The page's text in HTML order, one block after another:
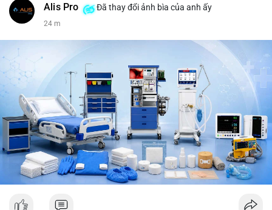
MrBeast, Google. Binance Square: nhiều post về lệnh long, lợi
nhuận, $HFT/$SKYAI, $RIVER, $WLD, $ALLO, Top trader 30
💬 DÒNG CHẢY TIN TỨC & TRUYỀN THÔNG: Telegram
CoinTelegraph: Saylor nói Bitcoin không cần rõ ràng, Mỹ cần
rõ ràng; CEX futures volume giảm xuống $4 tỷ trong tháng 7,
thấp nhất từ tháng 12/2023; Prophet Market ra mắt thị trường
dự đoán human vs AI; Trump nói crypto làเรื่อง lớn, người dùng
Bitcoin giảm áp lực cho đồng đô la; Thượng viện Mỹ đẩy lại bỏ
Clarity Act đến tháng 9. Telegram Binance: hỗ trợ trả os cổ tức
AAPL, IBM qua bStocks; MMT Trading Tournament lên tới 2
triệu voucher; Power Protocol Trading Competition; mở rộng
campagna airdrop USD1 đến 07/08/2026; hoàn thành tích hợp
MMT trên BNB Smart Chain. Tin tức gần đây: sau tang lễ
Alis Pro Đã thay đổi ảnh bìa của anh ấy
24 m